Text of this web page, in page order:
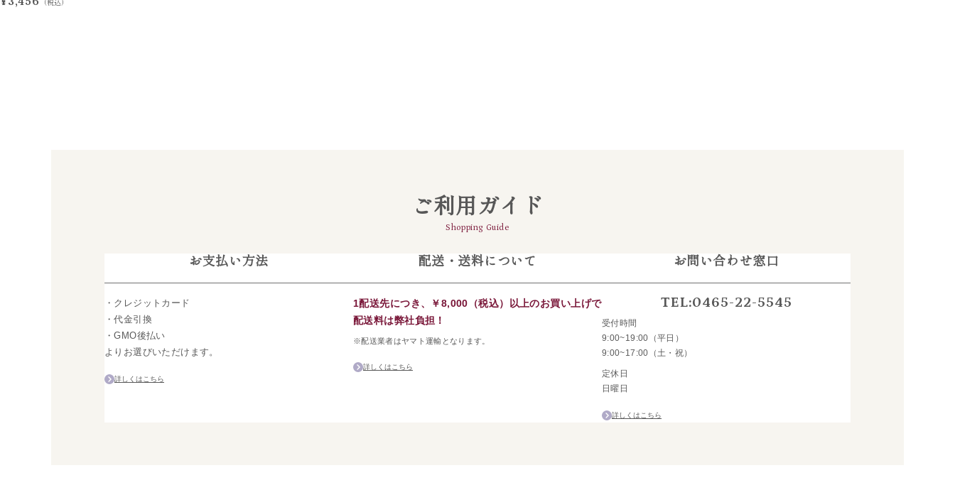
（税込）
ご利用ガイド
Shopping Guide
お支払い方法
・クレジットカード
・代金引換
・GMO後払い
よりお選びいただけます。
詳しくはこちら
配送・送料について
1配送先につき、￥8,000（税込）以上のお買い上げで
配送料は弊社負担！
※配送業者はヤマト運輸となります。
詳しくはこちら
お問い合わせ窓口
TEL:0465-22-5545
受付時間
9:00~19:00（平日）
9:00~17:00（土・祝）
定休日
日曜日
詳しくはこちら